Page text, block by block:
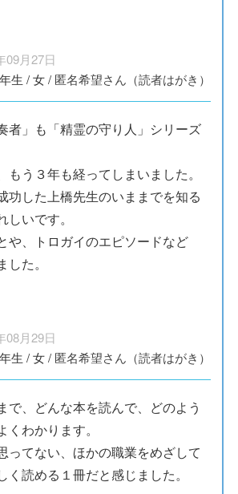
09月27日
生 /女/ 匿名希望さん（読者はがき）
者」も「精霊の守り人」シリーズ
もう３年も経ってしまいました。
功した上橋先生のいままでを知る
いです。
や、トロガイのエピソードなど
た。
08月29日
生 /女/ 匿名希望さん（読者はがき）
で、どんな本を読んで、どのよう
わかります。
ってない、ほかの職業をめざして
く読める１冊だと感じました。